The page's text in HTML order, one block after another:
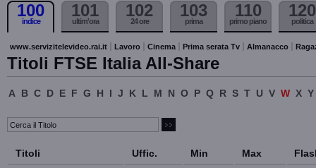
100
indice
101
ultim'ora
102
24 ore
103
prima
110
primo piano
120
politica
www.servizitelevideo.rai.it Lavoro Cinema Prima serata Tv Almanacco
Titoli FTSE Italia All-Share
A B C D E F G H I J K L M N O P Q R S T U V W X Y
Titoli Uffic. Min Max